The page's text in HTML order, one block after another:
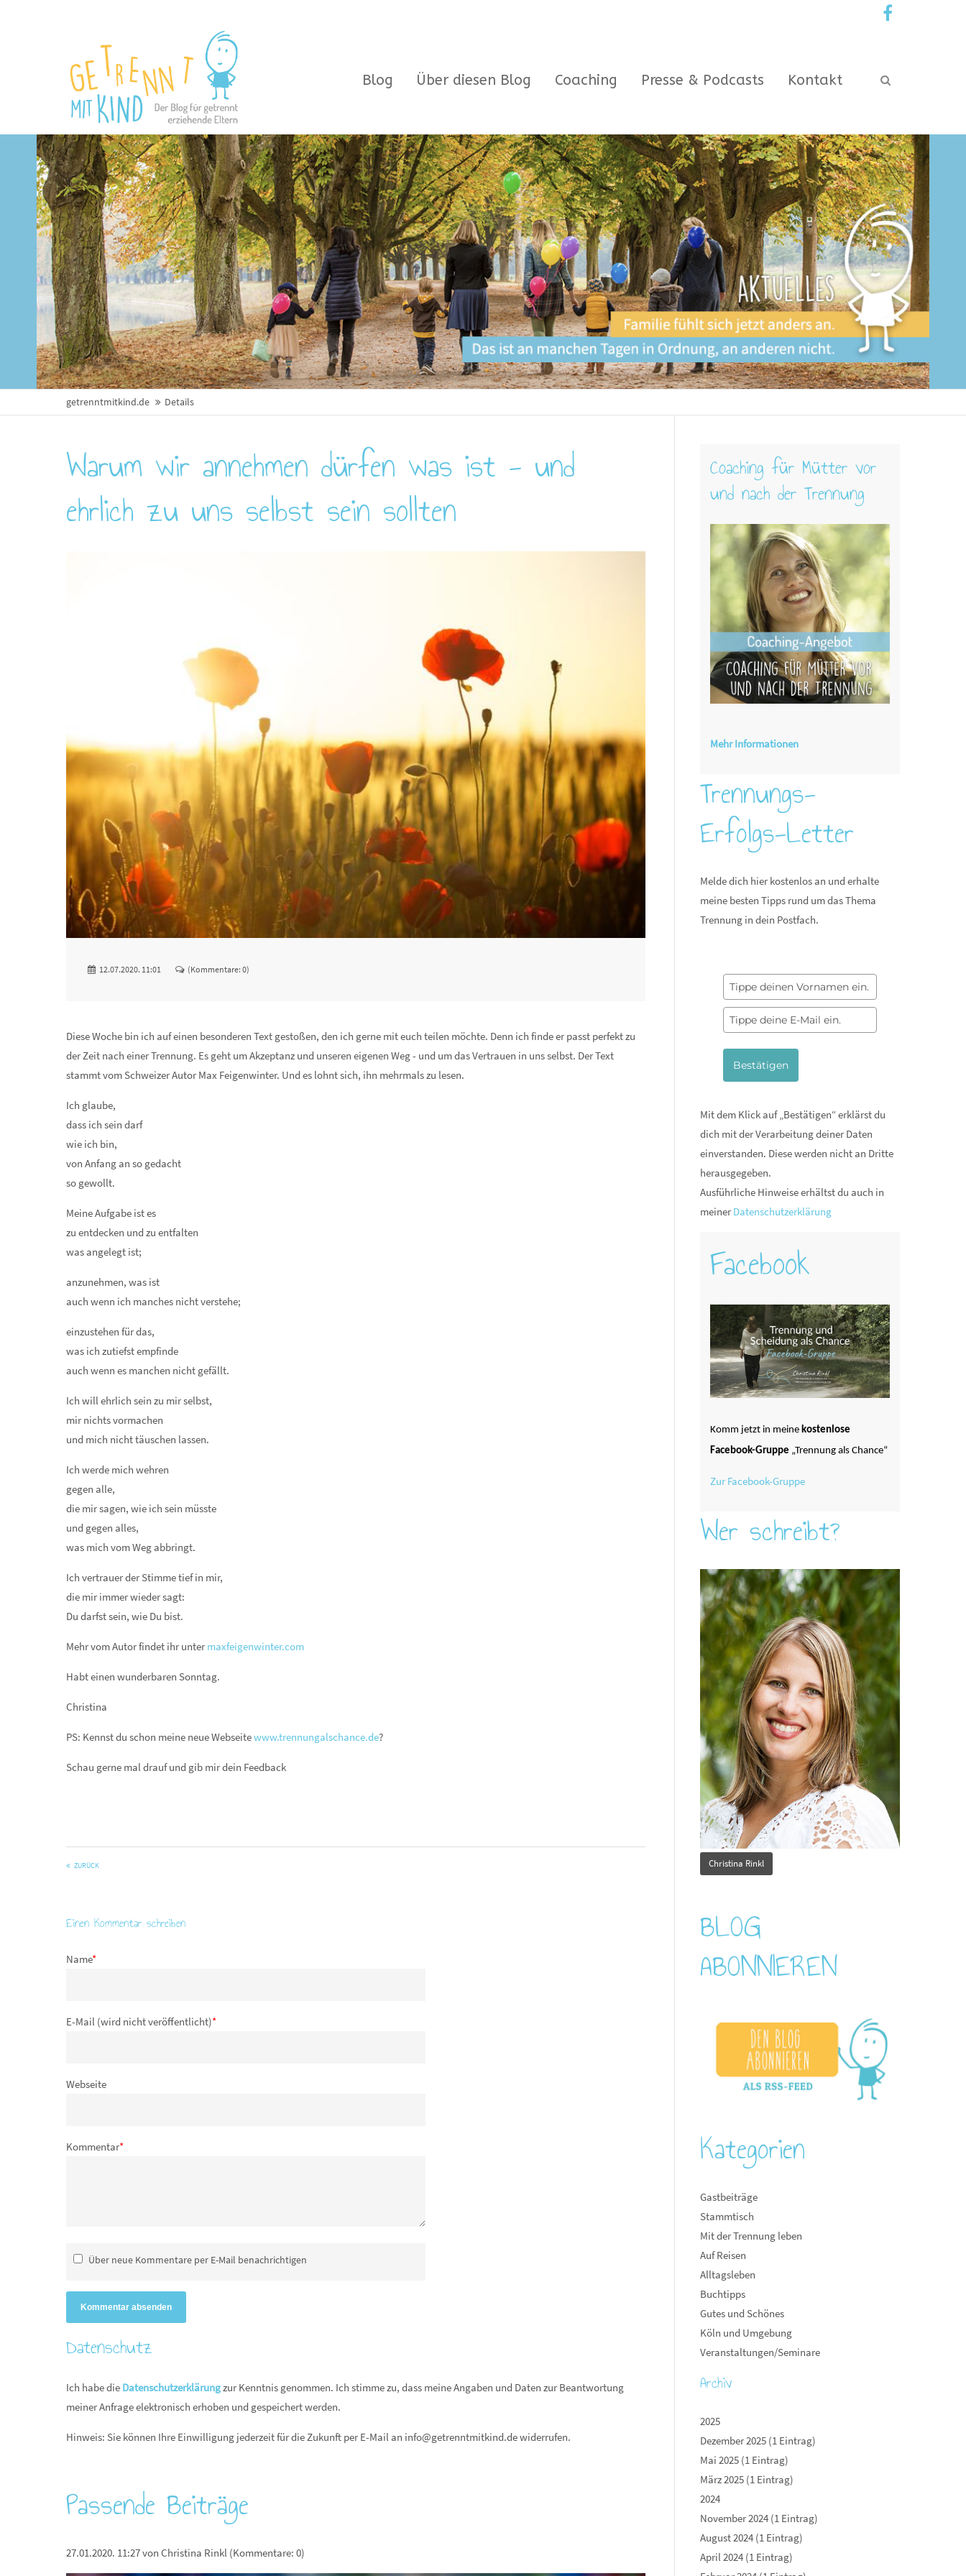
Blog Über diesen Blog Coaching Presse & Podcasts Kontakt
getrenntmitkind.de Details
Warum wir annehmen dürfen was ist - und
ehrlich zu uns selbst sein sollten
12.07.2020. 11:01 (Kommentare: 0)
Diese Woche bin ich auf einen besonderen Text gestoßen, den ich gerne mit euch teilen möchte. Denn ich finde er passt perfekt zu
der Zeit nach einer Trennung. Es geht um Akzeptanz und unseren eigenen Weg - und um das Vertrauen in uns selbst. Der Text
stammt vom Schweizer Autor Max Feigenwinter. Und es lohnt sich, ihn mehrmals zu lesen.
Ich glaube,
dass ich sein darf
wie ich bin,
von Anfang an so gedacht
so gewollt.
Meine Aufgabe ist es
zu entdecken und zu entfalten
was angelegt ist;
anzunehmen, was ist
auch wenn ich manches nicht verstehe;
einzustehen für das,
was ich zutiefst empfinde
auch wenn es manchen nicht gefällt.
Ich will ehrlich sein zu mir selbst,
mir nichts vormachen
und mich nicht täuschen lassen.
Ich werde mich wehren
gegen alle,
die mir sagen, wie ich sein müsste
und gegen alles,
was mich vom Weg abbringt.
Ich vertrauer der Stimme tief in mir,
die mir immer wieder sagt:
Du darfst sein, wie Du bist.
Mehr vom Autor findet ihr unter maxfeigenwinter.com
Habt einen wunderbaren Sonntag.
Christina
PS: Kennst du schon meine neue Webseitewww.trennungalschance.de?
Schau gerne mal drauf und gib mir dein Feedback
ZURÜCK
Einen Kommentar schreiben
Name*
E-Mail (wird nicht veröffentlicht)*
Webseite
Kommentar*
Über neue Kommentare per E-Mail benachrichtigen
Kommentar absenden
Datenschutz
Ich habe die Datenschutzerklärungzur Kenntnis genommen. Ich stimme zu, dass meine Angaben und Daten zur Beantwortung
meiner Anfrage elektronisch erhoben und gespeichert werden.
Hinweis: Sie können Ihre Einwilligung jederzeit für die Zukunft per E-Mail an info@getrenntmitkind.dewiderrufen.
Passende Beiträge
27.01.2020. 11:27von Christina Rinkl (Kommentare: 0)
Coaching für Mütter vor
und nach der Trennung
Mehr Informationen
Trennungs-
Erfolgs-Letter
Melde dich hier kostenlos an und erhalte
meine besten Tipps rund um das Thema
Trennung in dein Postfach.
Bestätigen
Mit dem Klick auf „Bestätigen“ erklärst du
dich mit der Verarbeitung deiner Daten
einverstanden. Diese werden nicht an Dritte
herausgegeben.
Ausführliche Hinweise erhältst du auch in
meiner Datenschutzerklärung
Facebook
Komm jetzt in meine kostenlose
Facebook-Gruppe „Trennung als Chance“
Zur Facebook-Gruppe
Wer schreibt?
Christina Rinkl
BLOG
ABONNIEREN
Kategorien
Gastbeiträge
Stammtisch
Mit der Trennung leben
Auf Reisen
Alltagsleben
Buchtipps
Gutes und Schönes
Köln und Umgebung
Veranstaltungen/Seminare
Archiv
2025
Dezember 2025 (1 Eintrag)
Mai 2025 (1 Eintrag)
März 2025 (1 Eintrag)
2024
November 2024 (1 Eintrag)
August 2024 (1 Eintrag)
April 2024 (1 Eintrag)